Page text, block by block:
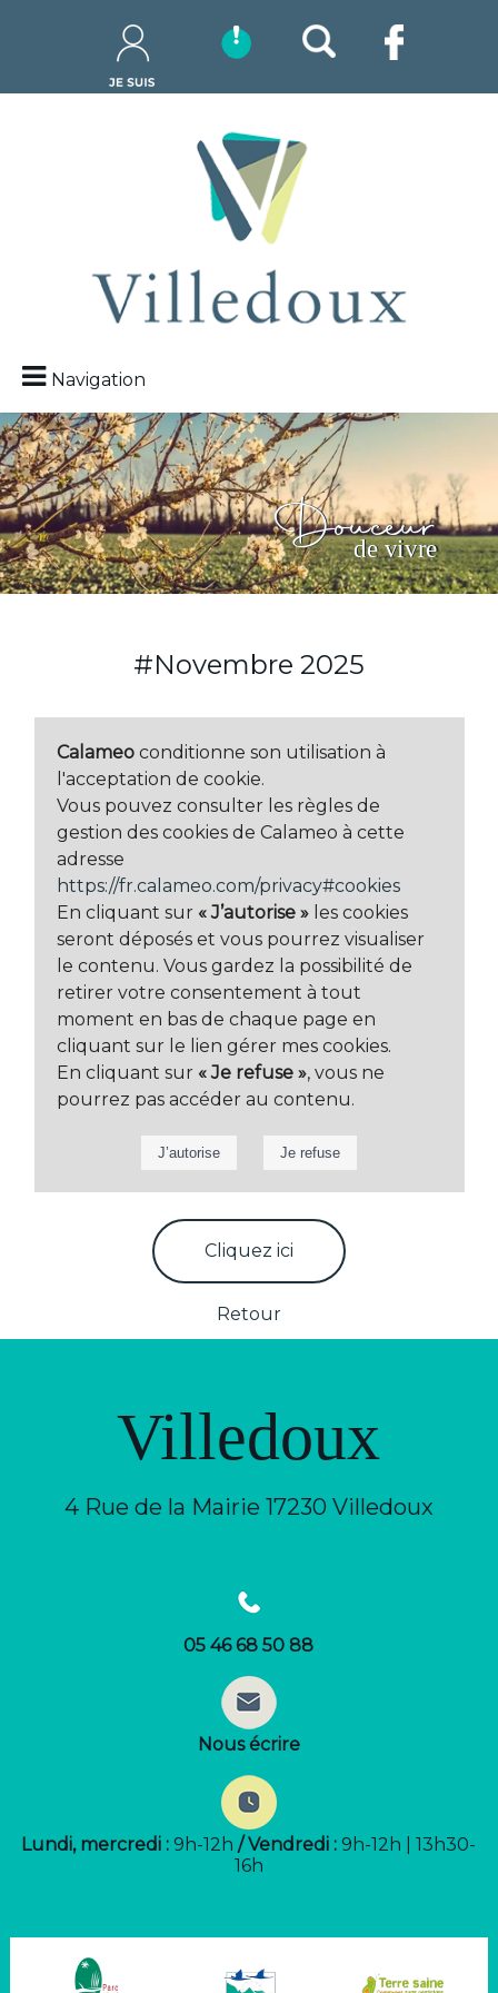
Navigation
Douceur
de vivre
#Novembre 2025
Calameoconditionne son utilisation à
l'acceptation de cookie.
Vous pouvez consulter les règles de
gestion des cookies de Calameo à cette
adresse
https://fr.calameo.com/privacy#cookies
En cliquant sur « J’autorise »les cookies
seront déposés et vous pourrez visualiser
le contenu. Vous gardez la possibilité de
retirer votre consentement à tout
moment en bas de chaque page en
cliquant sur le lien gérer mes cookies.
En cliquant sur « Je refuse », vous ne
pourrez pas accéder au contenu.
Cliquez ici
Retour
Villedoux
4 Rue de la Mairie 17230 Villedoux
05 46 68 50 88
Nous écrire
Lundi, mercredi : 9h-12h / Vendredi :9h-12h | 13h30-
16h